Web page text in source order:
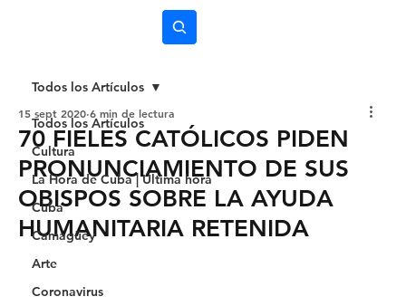
Todos los Artículos
Cultura
La Hora de Cuba | Última hora
Cuba
Camagüey
Arte
Coronavirus
Todos los Artículos
70 FIELES CATÓLICOS PIDEN
PRONUNCIAMIENTO DE SUS
OBISPOS SOBRE LA AYUDA
HUMANITARIA RETENIDA
15 sept 2020 6 min de lectura